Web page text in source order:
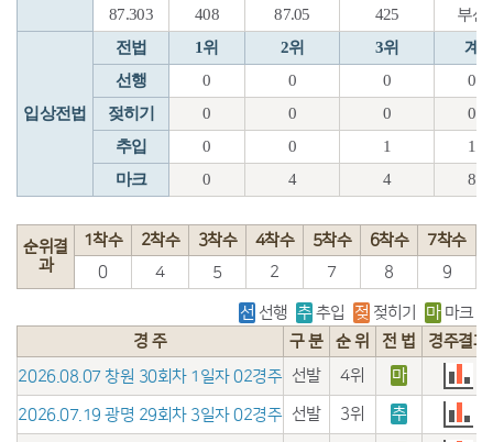
87.303 408 87.05 425 부산
입상전법
전법 1위 2위 3위
계
선행
0 0 0
0
젖히기
0 0 0
0
추입
0 0 1
1
마크
0 4 4 8
순위결
과
1착수 2착수 3착수 4착수 5착수 6착수
7착수
0
4 5 2 7 8 9
선 선행 추 추입 젖 젖히기 마 마크
경 주
구 분 순 위 전 법
경주결과
2026.08.07 창원 30회차 1일자 02경주 선발 4위 마
2026.07.19 광명 29회차 3일자 02경주 선발 3위 추